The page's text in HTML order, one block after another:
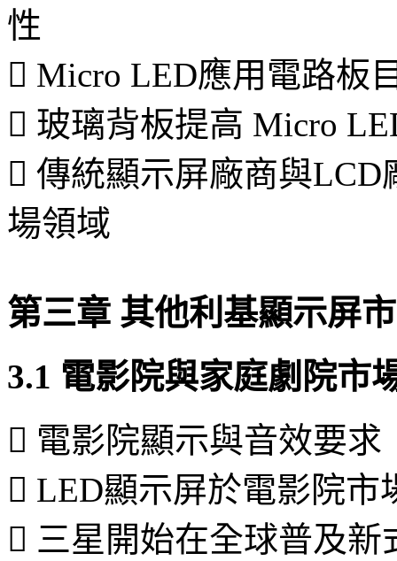
性
 Micro LED應用電路板
 玻璃背板提高 Micro
 傳統顯示屏廠商與
場領域
第三章 其他利基顯示屏
3.1 電影院與家庭劇院市
 電影院顯示與音效要求
 LED顯示屏於電影院市
 三星開始在全球普及新